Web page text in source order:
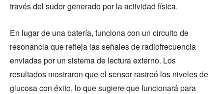
través del sudor generado por la actividad física.
En lugar de una batería, funciona con un circuito de
resonancia que refleja las señales de radiofrecuencia
enviadas por un sistema de lectura externo. Los
resultados mostraron que el sensor rastreó los niveles de
glucosa con éxito, lo que sugiere que funcionará para